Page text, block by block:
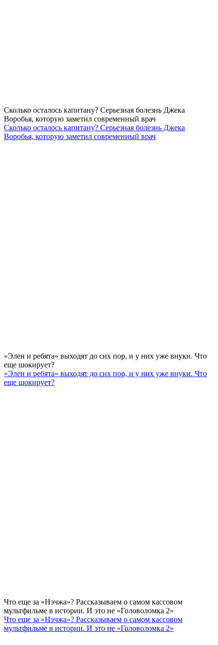
Сколько осталось капитану? Серьезная болезнь Джека
Воробья, которую заметил современный врач
Сколько осталось капитану? Серьезная болезнь Джека
Воробья, которую заметил современный врач
«Элен и ребята» выходят до сих пор, и у них уже внуки. Что
еще шокирует?
«Элен и ребята» выходят до сих пор, и у них уже внуки. Что
еще шокирует?
Что еще за «Нэчжа»? Рассказываем о самом кассовом
мультфильме в истории. И это не «Головоломка 2»
Что еще за «Нэчжа»? Рассказываем о самом кассовом
мультфильме в истории. И это не «Головоломка 2»